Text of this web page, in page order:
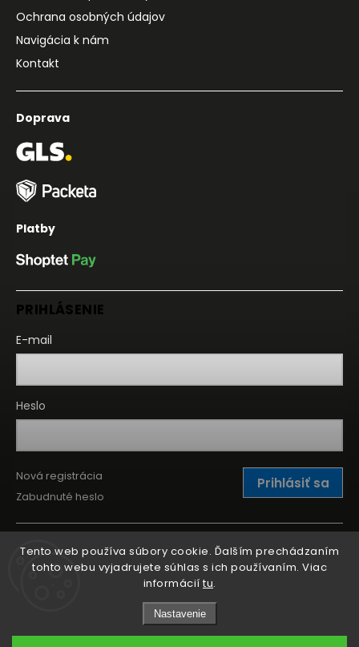
Tento web používa súbory cookie. Ďalším prechádzaním
tohto webu vyjadrujete súhlas s ich používaním. Viac
informácií tu.
Nastavenie
Ochrana osobných údajov
Navigácia k nám
Kontakt
Doprava
Platby
PRIHLÁSENIE
E-mail
Heslo
Prihlásiť sa
Nová registrácia
Zabudnuté heslo